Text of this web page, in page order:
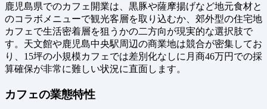
鹿児島県でのカフェ開業は、黒豚や薩摩揚げなど地元食材と
のコラボメニューで観光客層を取り込むか、郊外型の住宅地
カフェで生活密着層を狙うかの二方向が現実的な選択肢で
す。天文館や鹿児島中央駅周辺の商業地は競合が密集してお
り、15坪の小規模カフェでは差別化なしに月商46万円での採
算確保が非常に難しい状況に直面します。
カフェの業態特性